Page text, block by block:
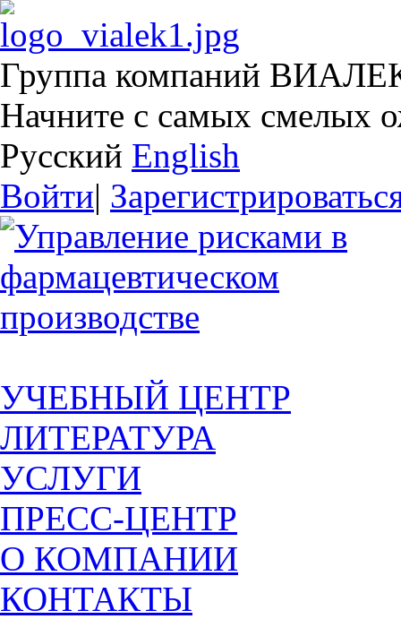
Группа компаний
Начните с самых смелых
Русский English
Войти|
УЧЕБНЫЙ ЦЕНТР
ЛИТЕРАТУРА
УСЛУГИ
ПРЕСС-ЦЕНТР
О КОМПАНИИ
КОНТАКТЫ